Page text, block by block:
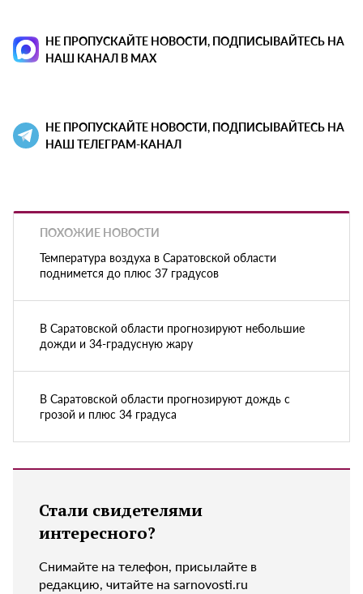
НЕ ПРОПУСКАЙТЕ НОВОСТИ, ПОДПИСЫВАЙТЕСЬ НА
НАШ КАНАЛ В MAX
НЕ ПРОПУСКАЙТЕ НОВОСТИ, ПОДПИСЫВАЙТЕСЬ НА
НАШ ТЕЛЕГРАМ-КАНАЛ
ПОХОЖИЕ НОВОСТИ
Температура воздуха в Саратовской области
поднимется до плюс 37 градусов
В Саратовской области прогнозируют небольшие
дожди и 34-градусную жару
В Саратовской области прогнозируют дождь с
грозой и плюс 34 градуса
Стали свидетелями
интересного?
Снимайте на телефон, присылайте в
редакцию, читайте на sarnovosti.ru